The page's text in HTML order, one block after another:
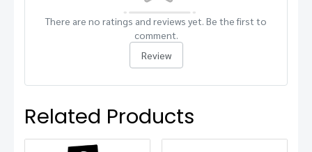
There are no ratings and reviews yet. Be the first to
comment.
Review
Related Products